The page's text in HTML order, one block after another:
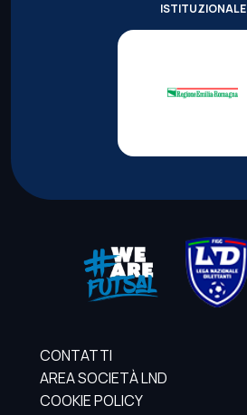
ISTITUZIONALE
CONTATTI
AREA SOCIETÀ LND
COOKIE POLICY